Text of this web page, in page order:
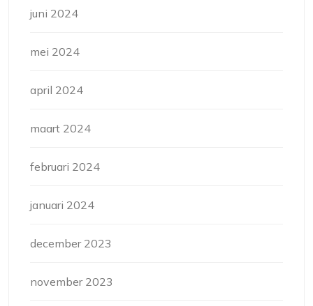
juni 2024
mei 2024
april 2024
maart 2024
februari 2024
januari 2024
december 2023
november 2023